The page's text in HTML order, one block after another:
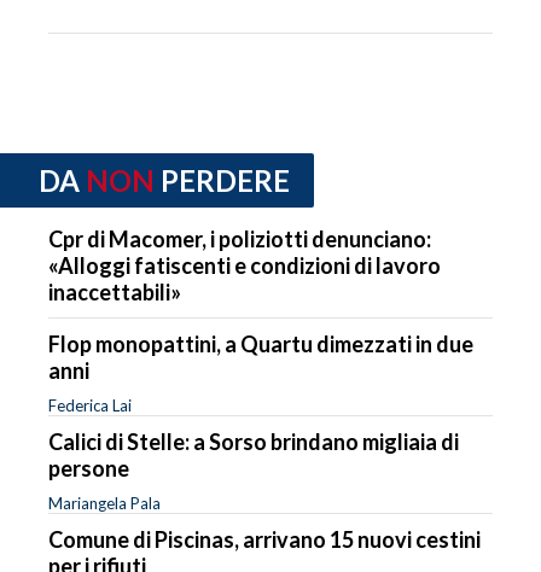
DA NON PERDERE
Cpr di Macomer, i poliziotti denunciano:
«Alloggi fatiscenti e condizioni di lavoro
inaccettabili»
Flop monopattini, a Quartu dimezzati in due
anni
Federica Lai
Calici di Stelle: a Sorso brindano migliaia di
persone
Mariangela Pala
Comune di Piscinas, arrivano 15 nuovi cestini
per i rifiuti